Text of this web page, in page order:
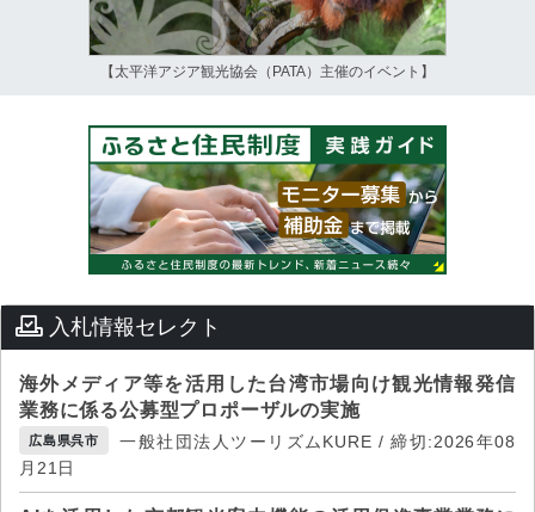
【太平洋アジア観光協会（PATA）主催のイベント】
入札情報セレクト
海外メディア等を活用した台湾市場向け観光情報発信
業務に係る公募型プロポーザルの実施
広島県呉市
一般社団法人ツーリズムKURE / 締切:2026年08
月21日